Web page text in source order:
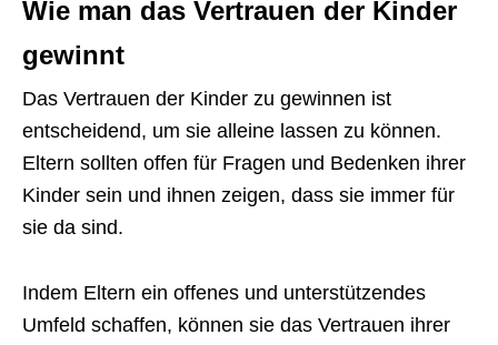
Wie man das Vertrauen der Kinder
gewinnt
Das Vertrauen der Kinder zu gewinnen ist
entscheidend, um sie alleine lassen zu können.
Eltern sollten offen für Fragen und Bedenken ihrer
Kinder sein und ihnen zeigen, dass sie immer für
sie da sind.
Indem Eltern ein offenes und unterstützendes
Umfeld schaffen, können sie das Vertrauen ihrer